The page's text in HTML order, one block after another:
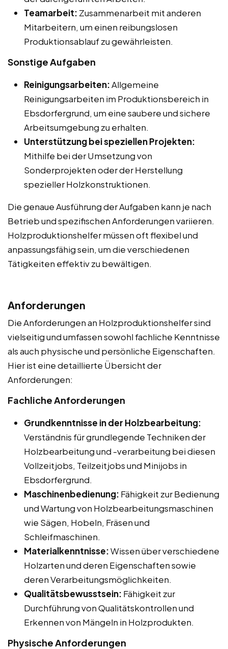
Teamarbeit: Zusammenarbeit mit anderen
Mitarbeitern, um einen reibungslosen
Produktionsablauf zu gewährleisten.
Sonstige Aufgaben
Reinigungsarbeiten:Allgemeine
Reinigungsarbeiten im Produktionsbereich in
Ebsdorfergrund, um eine saubere und sichere
Arbeitsumgebung zu erhalten.
Unterstützung bei speziellen Projekten:
Mithilfe bei der Umsetzung von
Sonderprojekten oder der Herstellung
spezieller Holzkonstruktionen.
Die genaue Ausführung der Aufgaben kann je nach
Betrieb und spezifischen Anforderungen variieren.
Holzproduktionshelfer müssen oft flexibel und
anpassungsfähig sein, um die verschiedenen
Tätigkeiten effektiv zu bewältigen.
Anforderungen
Die Anforderungen an Holzproduktionshelfer sind
vielseitig und umfassen sowohl fachliche Kenntnisse
als auch physische und persönliche Eigenschaften.
Hier ist eine detaillierte Übersicht der
Anforderungen:
Fachliche Anforderungen
Grundkenntnisse in der Holzbearbeitung:
Verständnis für grundlegende Techniken der
Holzbearbeitung und -verarbeitung bei diesen
Vollzeitjobs, Teilzeitjobs und Minijobs in
Ebsdorfergrund.
Maschinenbedienung: Fähigkeit zur Bedienung
und Wartung von Holzbearbeitungsmaschinen
wie Sägen, Hobeln, Fräsen und
Schleifmaschinen.
Materialkenntnisse:Wissen über verschiedene
Holzarten und deren Eigenschaften sowie
deren Verarbeitungsmöglichkeiten.
Qualitätsbewusstsein: Fähigkeit zur
Durchführung von Qualitätskontrollen und
Erkennen von Mängeln in Holzprodukten.
Physische Anforderungen